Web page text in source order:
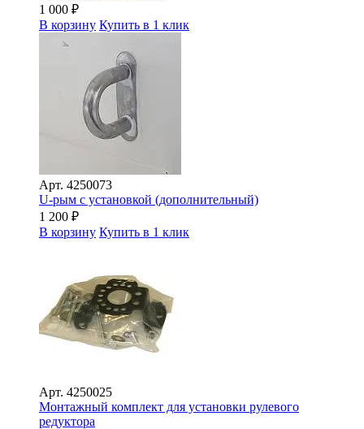
1 000 ₽
В корзину Купить в 1 клик
Арт. 4250073
U-рым с установкой (дополнительный)
1 200 ₽
В корзину Купить в 1 клик
Арт. 4250025
Монтажный комплект для установки рулевого
редуктора